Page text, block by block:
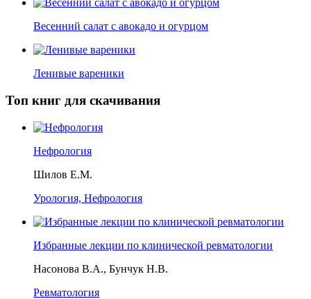
Весенний салат с авокадо и огурцом
Ленивые вареники
Топ книг для скачивания
Нефрология
Шилов Е.М.
Урология, Нефрология
Избранные лекции по клинической ревматологии
Насонова В.А., Бунчук Н.В.
Ревматология